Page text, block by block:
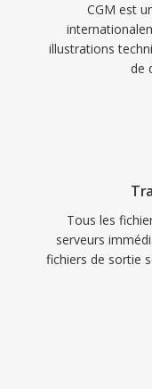
CGM est
illustrations
de
Tous les
serveurs
fichiers de sortie